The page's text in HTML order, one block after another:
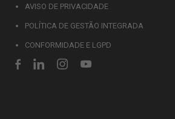
AVISO DE PRIVACIDADE
POLÍTICA DE GESTÃO INTEGRADA
CONFORMIDADE E LGPD